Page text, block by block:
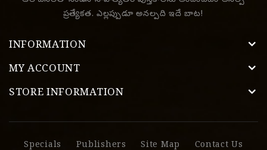
ప్రత్యేకత. ఎల్లప్పుడూ అనల్పది ఇదే బాట!
INFORMATION
MY ACCOUNT
STORE INFORMATION
Specials Publishers Site Map Contact Us